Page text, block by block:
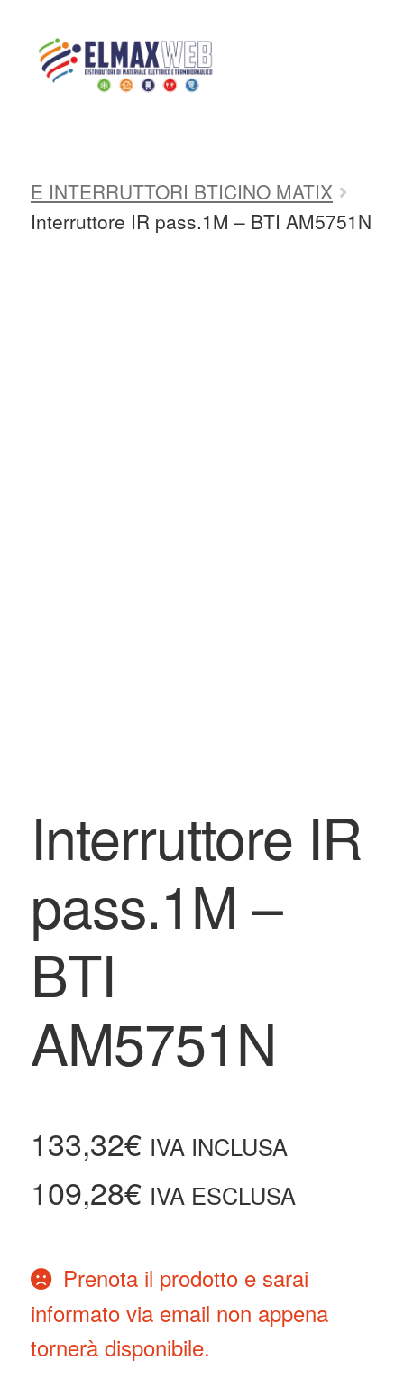
Shop Online
Home Shop
E INTERRUTTORI BTICINO MATIX
Interruttore IR pass.1M – BTI AM5751N
Interruttore IR
pass.1M –
BTI
AM5751N
133,32€ IVA INCLUSA
109,28€ IVA ESCLUSA
Prenota il prodotto e sarai
informato via email non appena
tornerà disponibile.